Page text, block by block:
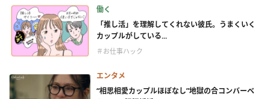
働く
「推し活」を理解してくれない彼氏。うまくいく
カップルがしている...
＃お仕事ハック
エンタメ
“相思相愛カップルほぼなし”地獄の合コンバーベ